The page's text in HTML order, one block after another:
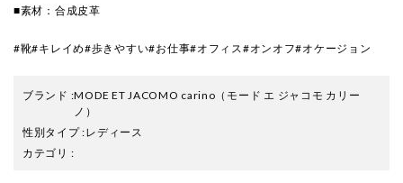
■素材：合成皮革
#靴#キレイめ#歩きやすい#お仕事#オフィス#オンオフ#オケージョン
ブランド :MODE ET JACOMO carino （モード エ ジャコモ カリー
ノ）
性別タイプ:レディース
カテゴリ :